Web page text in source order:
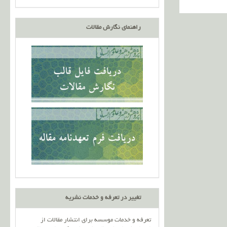
راهنمای نگارش مقالات
تغییر در تعرفه و خدمات نشریه
تعرفه و خدمات موسسه برای انتشار مقالات از